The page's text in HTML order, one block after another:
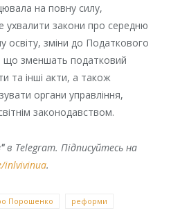
на повну силу,
ухвалити закони про середню
освіту, зміни до Податкового
що зменшать податковий
та інші акти, а також
органи управління,
законодавством.
в Telegram. Підписуйтесь на
inlvivinua.
Порошенко реформи